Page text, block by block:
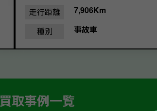
走行距離
7,906Km
種別
事故車
買取事例一覧